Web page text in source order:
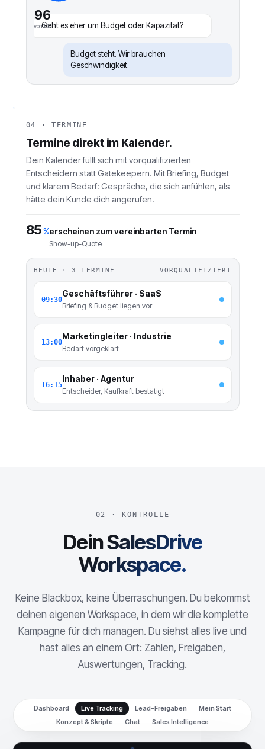
96
von 100
Geht es eher um Budget oder Kapazität?
Budget steht. Wir brauchen
Geschwindigkeit.
04 · TERMINE
Termine direkt im Kalender.
Dein Kalender füllt sich mit vorqualifizierten
Entscheidern statt Gatekeepern. Mit Briefing, Budget
und klarem Bedarf: Gespräche, die sich anfühlen, als
hätte dein Kunde dich angerufen.
85%erscheinen zum vereinbarten Termin
Show-up-Quote
HEUTE · 3 TERMINE VORQUALIFIZIERT
09:30
Geschäftsführer · SaaS
Briefing & Budget liegen vor
13:00
Marketingleiter · Industrie
Bedarf vorgeklärt
16:15
Inhaber · Agentur
Entscheider, Kaufkraft bestätigt
02 · KONTROLLE
Dein SalesDrive
Workspace.
Keine Blackbox, keine Überraschungen. Du bekommst
deinen eigenen Workspace, in dem wir die komplette
Kampagne für dich managen. Du siehst alles live und
hast alles an einem Ort: Zahlen, Freigaben,
Auswertungen, Tracking.
Dashboard Live Tracking Lead-Freigaben
Mein Start
Konzept & Skripte
Chat Sales Intelligence